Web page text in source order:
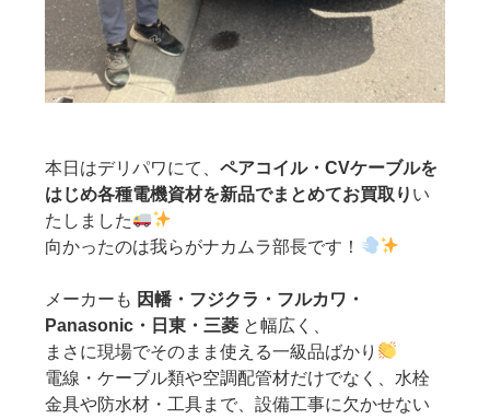
本日はデリパワにて、ペアコイル・CVケーブルを
はじめ各種電機資材を新品でまとめてお買取り い
たしました
向かったのは我らがナカムラ部長です！
メーカーも 因幡・フジクラ・フルカワ・
Panasonic・日東・三菱 と幅広く、
まさに現場でそのまま使える一級品ばかり
電線・ケーブル類や空調配管材だけでなく、水栓
金具や防水材・工具まで、設備工事に欠かせない